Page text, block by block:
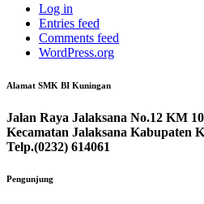
Log in
Entries feed
Comments feed
WordPress.org
Alamat SMK BI Kuningan
Jalan Raya Jalaksana No.12 KM
Kecamatan Jalaksana Kabupaten
Telp.(0232) 614061
Pengunjung